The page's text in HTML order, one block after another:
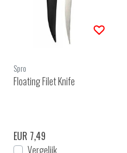
Spro
Floating Filet Knife
EUR 7,49
Vergelijk